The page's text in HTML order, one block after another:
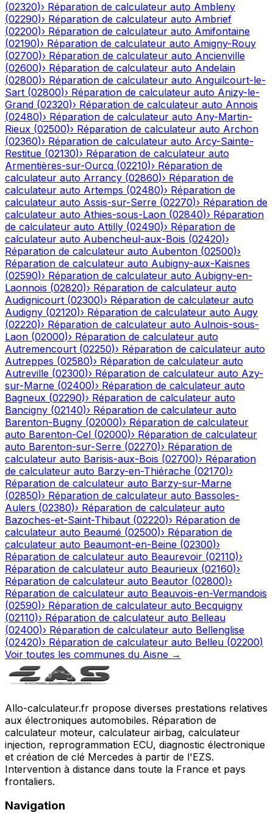
(02320)› Réparation de calculateur auto Ambleny
(02290)› Réparation de calculateur auto Ambrief
(02200)› Réparation de calculateur auto Amifontaine
(02190)› Réparation de calculateur auto Amigny-Rouy
(02700)› Réparation de calculateur auto Ancienville
(02600)› Réparation de calculateur auto Andelain
(02800)› Réparation de calculateur auto Anguilcourt-le-
Sart (02800)› Réparation de calculateur auto Anizy-le-
Grand (02320)› Réparation de calculateur auto Annois
(02480)› Réparation de calculateur auto Any-Martin-
Rieux (02500)› Réparation de calculateur auto Archon
(02360)› Réparation de calculateur auto Arcy-Sainte-
Restitue (02130)› Réparation de calculateur auto
Armentières-sur-Ourcq (02210)› Réparation de
calculateur auto Arrancy (02860)› Réparation de
calculateur auto Artemps (02480)› Réparation de
calculateur auto Assis-sur-Serre (02270)› Réparation de
calculateur auto Athies-sous-Laon (02840)› Réparation
de calculateur auto Attilly (02490)› Réparation de
calculateur auto Aubencheul-aux-Bois (02420)›
Réparation de calculateur auto Aubenton (02500)›
Réparation de calculateur auto Aubigny-aux-Kaisnes
(02590)› Réparation de calculateur auto Aubigny-en-
Laonnois (02820)› Réparation de calculateur auto
Audignicourt (02300)› Réparation de calculateur auto
Audigny (02120)› Réparation de calculateur auto Augy
(02220)› Réparation de calculateur auto Aulnois-sous-
Laon (02000)› Réparation de calculateur auto
Autremencourt (02250)› Réparation de calculateur auto
Autreppes (02580)› Réparation de calculateur auto
Autreville (02300)› Réparation de calculateur auto Azy-
sur-Marne (02400)› Réparation de calculateur auto
Bagneux (02290)› Réparation de calculateur auto
Bancigny (02140)› Réparation de calculateur auto
Barenton-Bugny (02000)› Réparation de calculateur
auto Barenton-Cel (02000)› Réparation de calculateur
auto Barenton-sur-Serre (02270)› Réparation de
calculateur auto Barisis-aux-Bois (02700)› Réparation
de calculateur auto Barzy-en-Thiérache (02170)›
Réparation de calculateur auto Barzy-sur-Marne
(02850)› Réparation de calculateur auto Bassoles-
Aulers (02380)› Réparation de calculateur auto
Bazoches-et-Saint-Thibaut (02220)› Réparation de
calculateur auto Beaumé (02500)› Réparation de
calculateur auto Beaumont-en-Beine (02300)›
Réparation de calculateur auto Beaurevoir (02110)›
Réparation de calculateur auto Beaurieux (02160)›
Réparation de calculateur auto Beautor (02800)›
Réparation de calculateur auto Beauvois-en-Vermandois
(02590)› Réparation de calculateur auto Becquigny
(02110)› Réparation de calculateur auto Belleau
(02400)› Réparation de calculateur auto Bellenglise
(02420)› Réparation de calculateur auto Belleu (02200)
Voir toutes les communes du Aisne →
Allo-calculateur.fr propose diverses prestations relatives
aux électroniques automobiles. Réparation de
calculateur moteur, calculateur airbag, calculateur
injection, reprogrammation ECU, diagnostic électronique
et création de clé Mercedes à partir de l'EZS.
Intervention à distance dans toute la France et pays
frontaliers.
Navigation